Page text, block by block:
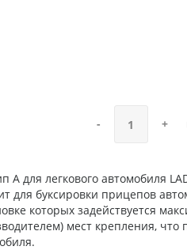
- +
А для легкового автомобиля
для буксировки прицепов
которых задействуется
мест крепления, что